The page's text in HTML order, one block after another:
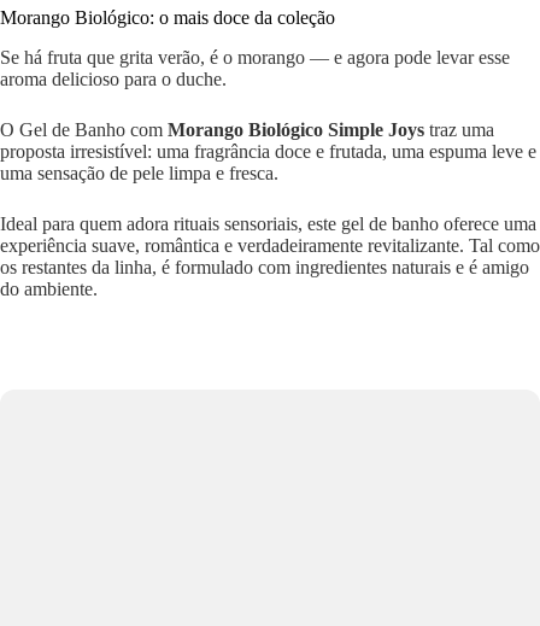
Morango Biológico: o mais doce da coleção
Se há fruta que grita verão, é o morango — e agora pode levar esse
aroma delicioso para o duche.
O Gel de Banho com Morango Biológico Simple Joys traz uma
proposta irresistível: uma fragrância doce e frutada, uma espuma leve e
uma sensação de pele limpa e fresca.
Ideal para quem adora rituais sensoriais, este gel de banho oferece uma
experiência suave, romântica e verdadeiramente revitalizante. Tal como
os restantes da linha, é formulado com ingredientes naturais e é amigo
do ambiente.